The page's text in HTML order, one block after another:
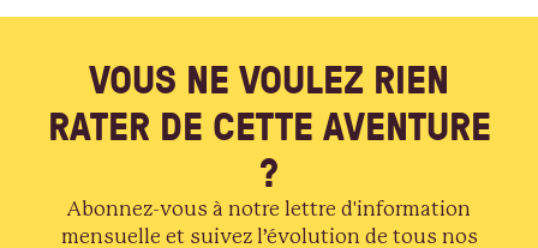
VOUS NE VOULEZ RIEN
RATER DE CETTE AVENTURE
?
Abonnez-vous à notre lettre d'information
mensuelle et suivez l’évolution de tous nos